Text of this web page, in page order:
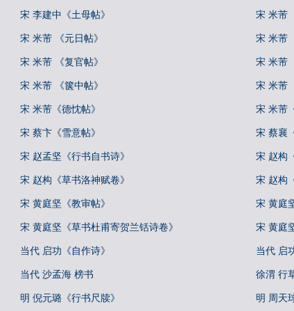
宋 李建中《土母帖》 宋 米芾
宋 米芾 《元日帖》 宋 米芾
宋 米芾 《复官帖》 宋 米芾
宋 米芾 《箧中帖》 宋 米芾
宋 米芾《德忱帖》 宋 米芾
宋 蔡卞《雪意帖》 宋 蔡襄
宋 赵孟坚《行书自书诗》 宋 赵构
宋 赵构《草书洛神赋卷》 宋 赵构
宋 黄庭坚《教审帖》 宋 黄庭
宋 黄庭坚《草书杜甫寄贺兰铦诗卷》 宋 黄庭
当代 启功《自作诗》 当代 启
当代 沙孟海 榜书 徐渭 行
明 倪元璐《行书尺牍》 明 周天